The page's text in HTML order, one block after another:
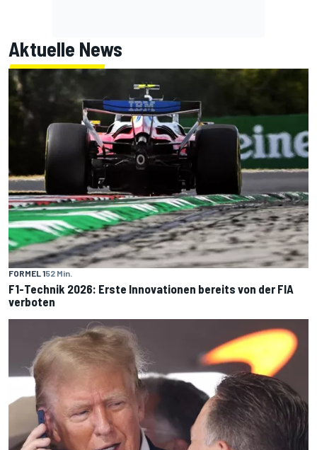
Aktuelle News
FORMEL 152 Min.
F1-Technik 2026: Erste Innovationen bereits von der FIA
verboten